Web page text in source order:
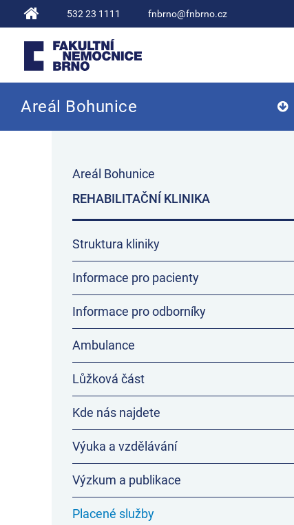
532 23 1111 fnbrno@fnbrno.cz
Fakultní nemocnice Brno
Areál Bohunice
Areál Bohunice
REHABILITAČNÍ KLINIKA
Struktura kliniky
Informace pro pacienty
Informace pro odborníky
Ambulance
Lůžková část
Kde nás najdete
Výuka a vzdělávání
Výzkum a publikace
Placené služby